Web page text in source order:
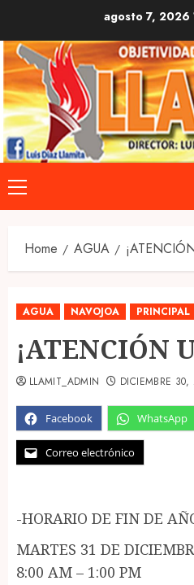
content
agosto 7, 2026
Primary
Menu
Home AGUA
AGUA NAVOJOA PRINCIPAL
¡ATENCIÓN
Facebook WhatsApp
Correo electrónico
LLAMIT_ADMIN DICIEMBRE
-HORARIO DE FIN DE
MARTES 31 DE
8:00 AM – 1:00 PM